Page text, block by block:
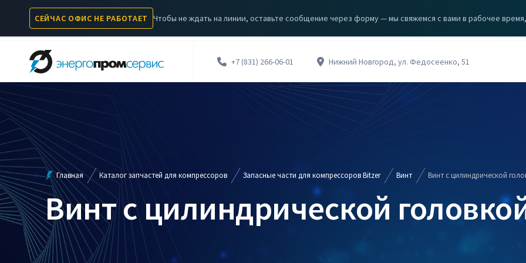
СЕЙЧАС ОФИС НЕ РАБОТАЕТ Чтобы не ждать на линии, оставьте сообщение через форму — мы свяжемся с вами в рабочее
КОМПРЕССОРЫ КАТАЛОГ ЗАПЧАСТЕЙ УСЛУГИ АКЦИИ О КОМПАНИИ КОНТАКТЫ
+7 (831) 266-06-01 Нижний Новгород, ул. Федосеенко, 51
Главная Каталог запчастей для компрессоров Запасные части для компрессоров Bitzer Винт Винт с цилиндрической
Винт с цилиндрической